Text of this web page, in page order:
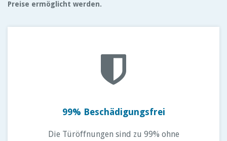
Preise ermöglicht werden.
99% Beschädigungsfrei
Die Türöffnungen sind zu 99% ohne